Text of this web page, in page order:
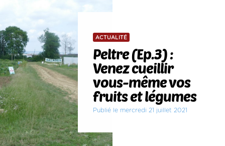
ACTUALITÉ
Peltre (Ep.3) :
Venez cueillir
vous-même vos
fruits et légumes
Publié le mercredi 21 juillet 2021